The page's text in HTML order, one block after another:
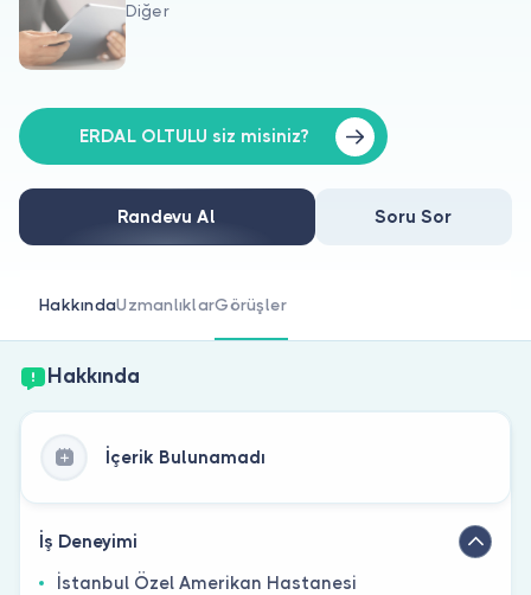
Hakkımızda
Doktorlar için
Doktor musunuz?
Diğer
ERDAL OLTULU siz misiniz?
Randevu Al Soru Sor
HakkındaUzmanlıklarGörüşler
Hakkında
İçerik Bulunamadı
İş Deneyimi
İstanbul Özel Amerikan Hastanesi